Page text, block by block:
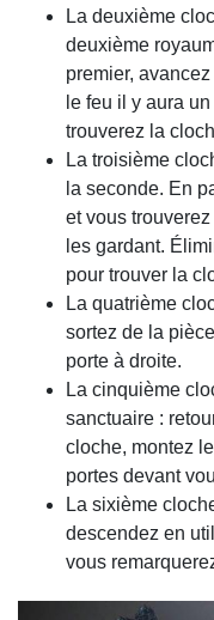
La deuxième
deuxième
premier,
le feu il y aura
trouverez la
La troisième
la seconde. En
et vous
les gardant.
pour trouver la
La quatrième
sortez de la
porte à droite.
La cinquième
sanctuaire :
cloche, montez
portes devant
La sixième
descendez en
vous